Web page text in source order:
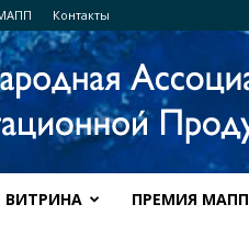
Контакты
ВИТРИНА ПРЕМИЯ МАПП